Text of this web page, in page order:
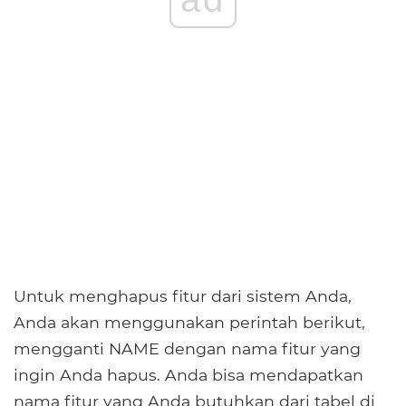
Untuk menghapus fitur dari sistem Anda,
Anda akan menggunakan perintah berikut,
mengganti NAME dengan nama fitur yang
ingin Anda hapus. Anda bisa mendapatkan
nama fitur yang Anda butuhkan dari tabel di